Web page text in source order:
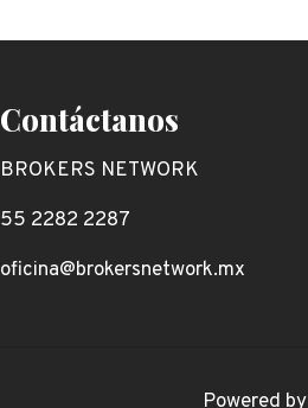
Contáctanos
BROKERS NETWORK
55 2282 2287
oficina@brokersnetwork.mx
Powered by